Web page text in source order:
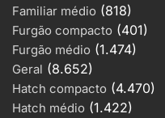
Familiar médio (818)
Furgão compacto (401)
Furgão médio (1.474)
Geral (8.652)
Hatch compacto (4.470)
Hatch médio (1.422)